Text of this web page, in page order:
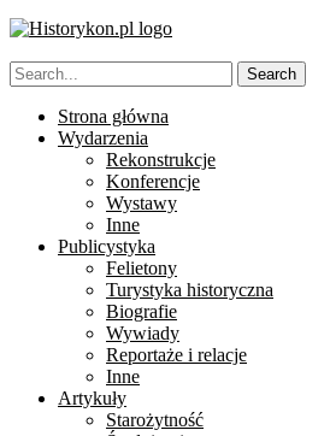
Strona główna
Wydarzenia
Rekonstrukcje
Konferencje
Wystawy
Inne
Publicystyka
Felietony
Turystyka historyczna
Biografie
Wywiady
Reportaże i relacje
Inne
Artykuły
Starożytność